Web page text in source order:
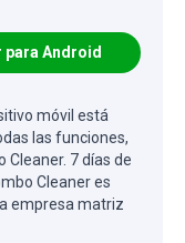
para Android
móvil está
las funciones,
Cleaner. 7 días de
Cleaner es
empresa matriz